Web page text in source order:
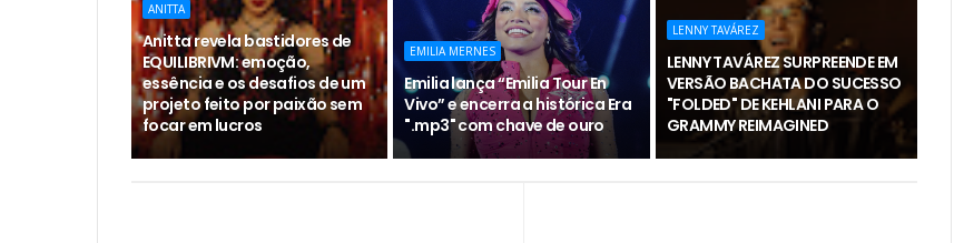
ANITTA
Anitta revela bastidores de
EQUILIBRIVM: emoção,
essência e os desafios de um
projeto feito por paixão sem
focar em lucros
EMILIA MERNES
Emilia lança “Emilia Tour En
Vivo” e encerra a histórica Era
".mp3" com chave de ouro
LENNY TAVÁREZ
LENNY TAVÁREZ SURPREENDE EM
VERSÃO BACHATA DO SUCESSO
"FOLDED" DE KEHLANI PARA O
GRAMMY REIMAGINED